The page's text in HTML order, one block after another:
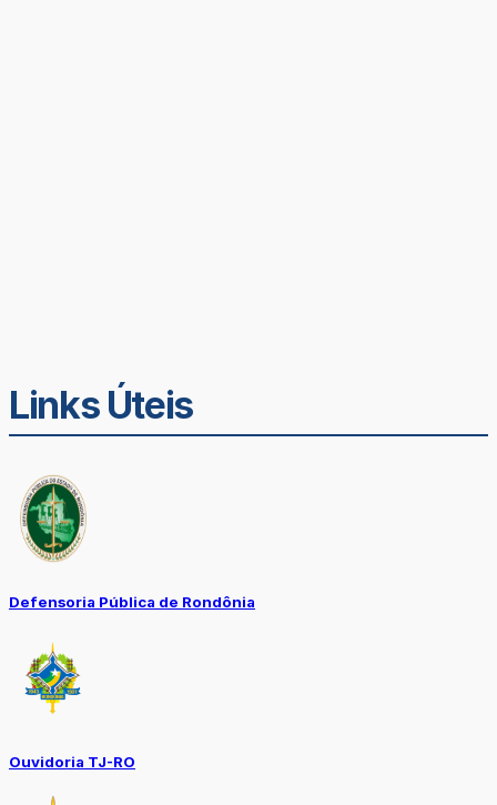
Links Úteis
Defensoria Pública de Rondônia
Ouvidoria TJ-RO